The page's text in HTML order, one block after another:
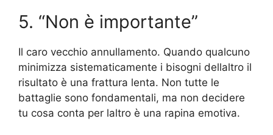
5. “Non è importante”
Il caro vecchio annullamento. Quando qualcuno
minimizza sistematicamente i bisogni dellaltro il
risultato è una frattura lenta. Non tutte le
battaglie sono fondamentali, ma non decidere
tu cosa conta per laltro è una rapina emotiva.